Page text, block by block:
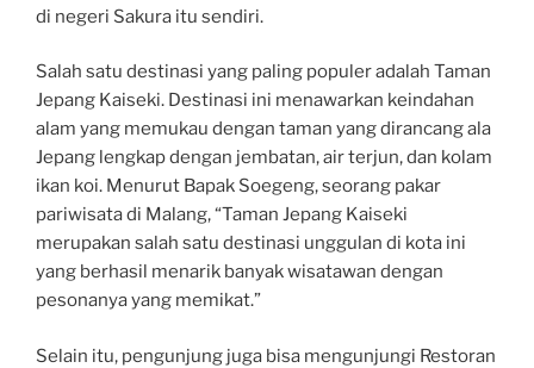
di negeri Sakura itu sendiri.
Salah satu destinasi yang paling populer adalah Taman
Jepang Kaiseki. Destinasi ini menawarkan keindahan
alam yang memukau dengan taman yang dirancang ala
Jepang lengkap dengan jembatan, air terjun, dan kolam
ikan koi. Menurut Bapak Soegeng, seorang pakar
pariwisata di Malang, “Taman Jepang Kaiseki
merupakan salah satu destinasi unggulan di kota ini
yang berhasil menarik banyak wisatawan dengan
pesonanya yang memikat.”
Selain itu, pengunjung juga bisa mengunjungi Restoran